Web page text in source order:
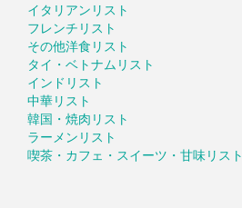
イタリアンリスト
フレンチリスト
その他洋食リスト
タイ・ベトナムリスト
インドリスト
中華リスト
韓国・焼肉リスト
ラーメンリスト
喫茶・カフェ・スイーツ・甘味リスト